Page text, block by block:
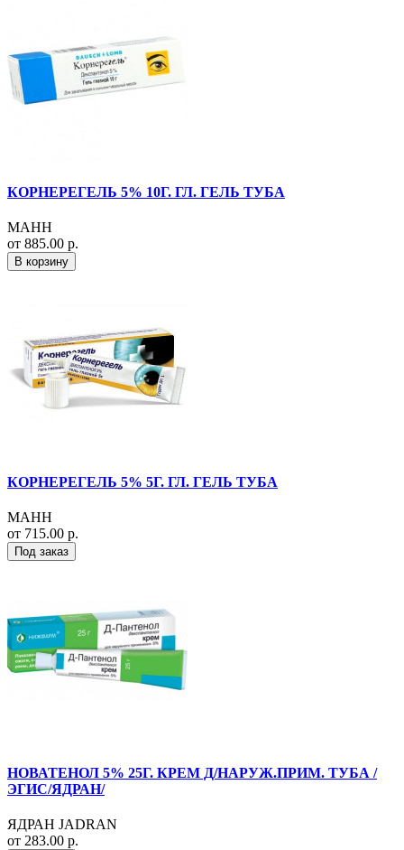
КОРНЕРЕГЕЛЬ 5% 10Г. ГЛ. ГЕЛЬ ТУБА
МАНН
от 885.00 р.
В корзину
КОРНЕРЕГЕЛЬ 5% 5Г. ГЛ. ГЕЛЬ ТУБА
МАНН
от 715.00 р.
Под заказ
НОВАТЕНОЛ 5% 25Г. КРЕМ Д/НАРУЖ.ПРИМ. ТУБА /
ЭГИС/ЯДРАН/
ЯДРАН JADRAN
от 283.00 р.